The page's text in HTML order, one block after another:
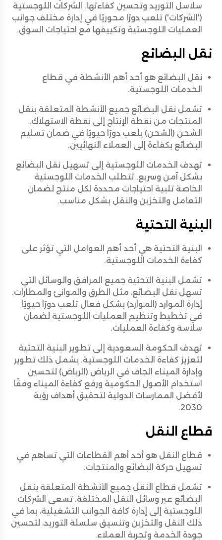
سلاسل التوريد وتحسين كفاءتها. الشركات اللوجستية
('الشركات') تلعب دورًا محوريًا في إدارة مختلف جوانب
العمليات اللوجستية وتكييفها مع احتياجات السوق.
نقل البضائع
نقل البضائع هو أحد أهم الأنشطة في قطاع
الخدمات اللوجستية.
تشمل نقل البضائع جميع الأنشطة المتعلقة بنقل
المنتجات من نقطة الإنتاج إلى نقطة الاستهلاك.
الشحن (الشحن) يلعب دورًا حيويًا في ضمان تسليم
البضائع بكفاءة إلى العملاء النهائيين.
تهدف الخدمات اللوجستية إلى تسهيل نقل البضائع
بشكل آمن وسريع. تتطلب الخدمات اللوجستية
الخاصة تلبية احتياجات محددة لكل منتج لضمان
التعامل والتخزين والنقل بشكل مناسب.
البنية التحتية
البنية التحتية هي أحد أهم العوامل التي تؤثر على
كفاءة الخدمات اللوجستية.
تشمل البنية التحتية جميع المرافق والوسائل التي
تسهل نقل البضائع، مثل الطرق والموانئ والمطارات.
إدارة الموارد (الموارد) بشكل فعال تلعب دورًا حيويًا
في تخطيط وتنظيم العمليات اللوجستية لضمان
سلاسة وكفاءة العمليات.
تهدف الحكومة السعودية إلى تطوير البنية التحتية
لتعزيز كفاءة الخدمات اللوجستية. يشمل ذلك تطوير
وإدارة الميناء الجاف في الرياض (الرياض) لتحسين
استخدام الأصول الحكومية ورفع كفاءة الميناء وفقًا
لأفضل الممارسات الدولية لتحقيق أهداف رؤية
2030.
قطاع النقل
قطاع النقل هو أحد أهم القطاعات التي تساهم في
تسهيل حركة البضائع والمنتجات.
تشمل قطاع النقل جميع الأنشطة المتعلقة بنقل
البضائع عبر وسائل النقل المختلفة. تسعى الشركات
اللوجستية إلى إدارة كافة الجوانب التشغيلية، بما في
ذلك النقل والتخزين وتنسيق سلسلة التوريد، لتحسين
جودة الخدمة وتجربة العملاء.